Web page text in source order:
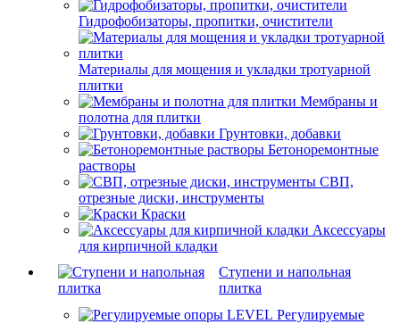
Гидрофобизаторы, пропитки, очистители
Материалы для мощения и укладки тротуарной
плитки
Мембраны и
полотна для плитки
Грунтовки, добавки
Бетоноремонтные
растворы
СВП,
отрезные диски, инструменты
Краски
Аксессуары
для кирпичной кладки
Ступени и напольная
плитка
Регулируемые